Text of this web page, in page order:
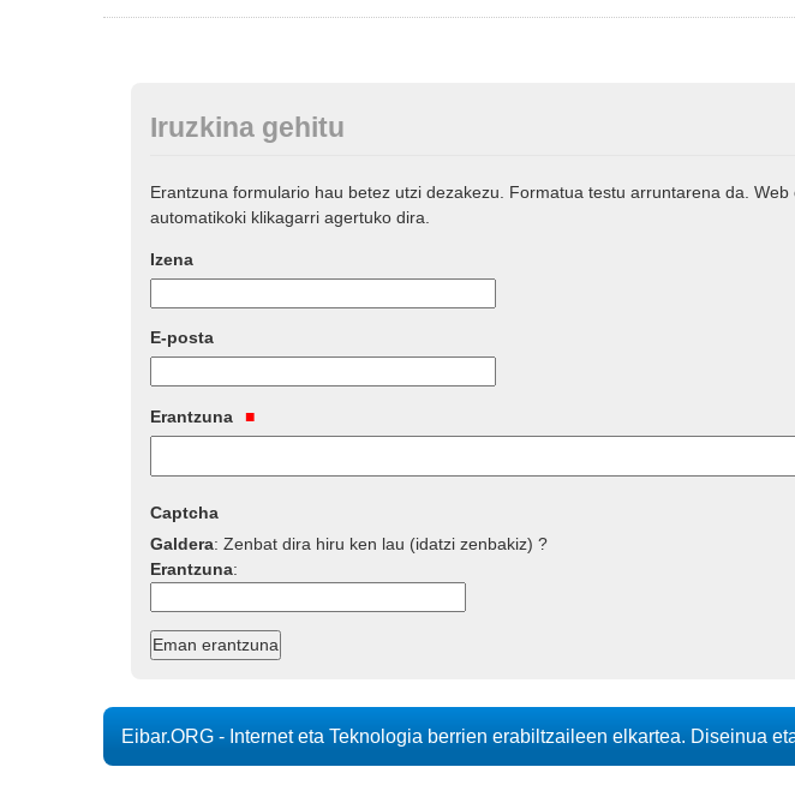
Iruzkina gehitu
Erantzuna formulario hau betez utzi dezakezu. Formatua testu arruntarena da.
automatikoki klikagarri agertuko dira.
Izena
E-posta
Erantzuna
Captcha
Galdera:Zenbat dira hiru ken lau (idatzi zenbakiz) ?
Erantzuna:
Eibar.ORG - Internet eta Teknologia berrien erabiltzaileen elkartea. Diseinua